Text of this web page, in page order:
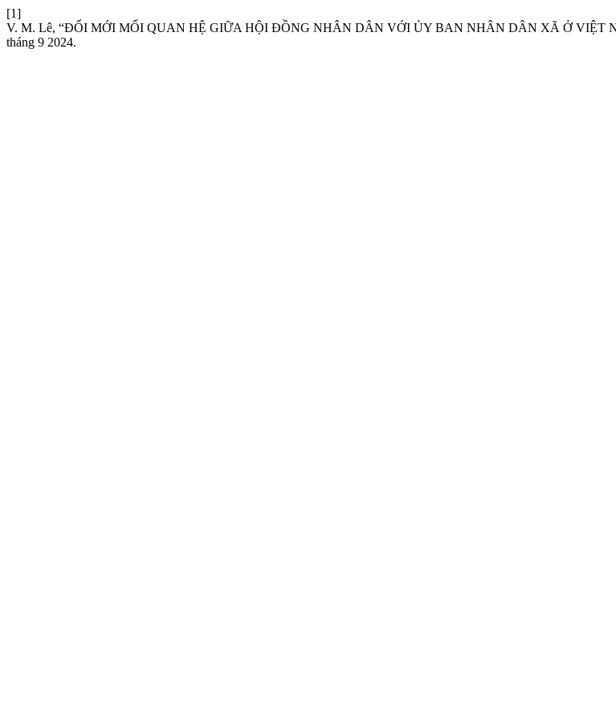
[1]
V. M. Lê, “ĐỔI MỚI MỐI QUAN HỆ GIỮA HỘI ĐỒNG NHÂN DÂN VỚI ỦY BAN NHÂN DÂN XÃ Ở VIỆT
tháng 9 2024.